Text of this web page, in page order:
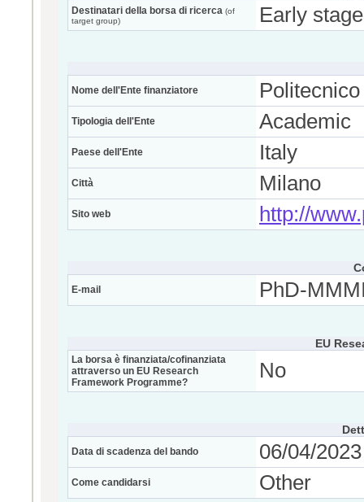
Destinatari della borsa di ricerca (of
target group)
Early
Nome dell'Ente finanziatore
Tipologia dell'Ente Academic
Paese dell'Ente Italy
Città Milano
Sito web http://
E-mail PhD-
EU
La borsa è finanziata/cofinanziata
attraverso un EU Research
Framework Programme?
No
Data di scadenza del bando 06/04/
Come candidarsi Other